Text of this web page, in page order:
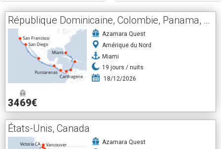
République Dominicaine, Colombie, Panama, Costa Rica, Guatemala, Mexique, États-Unis
Azamara Quest
Amérique du Nord
Miami
19 jours / nuits
18/12/2026
3469€
États-Unis, Canada
Azamara Quest